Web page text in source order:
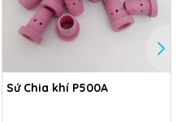
Sứ Chia khí P500A